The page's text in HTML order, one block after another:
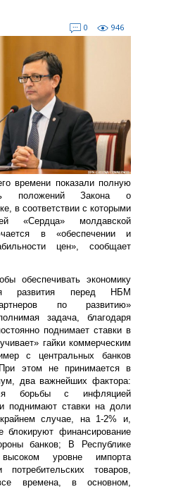
0 946
времени показали полную
положений Закона о
в соответствии с которыми
«Сердца» молдавской
в «обеспечении и
цен», сообщает
обеспечивать экономику
развития перед НБМ
по развитию»
задача, благодаря
поднимает ставки в
гайки коммерческим
с центральных банков
этом не принимается в
два важнейших фактора:
борьбы с инфляцией
поднимают ставки на доли
случае, на 1-2% и,
блокируют финансирование
банков; В Республике
уровне импорта
потребительских товаров,
времена, в основном,